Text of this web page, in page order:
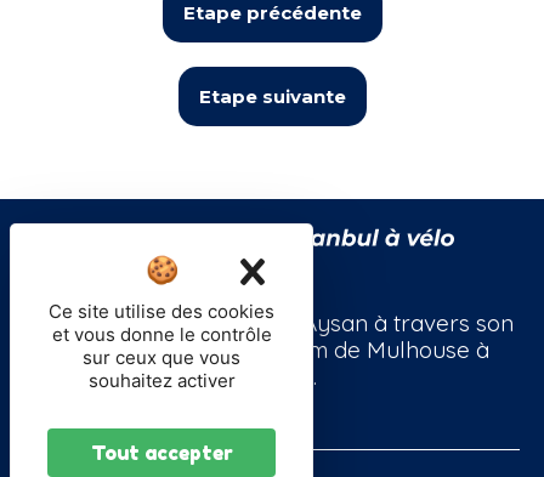
Etape précédente
Etape suivante
Suivez le périple de Bekir Aysan à travers son
voyage à vélo de 3500km de Mulhouse à
Istanbul.
Ce site utilise des cookies
et vous donne le contrôle
sur ceux que vous
souhaitez activer
Tout accepter
X